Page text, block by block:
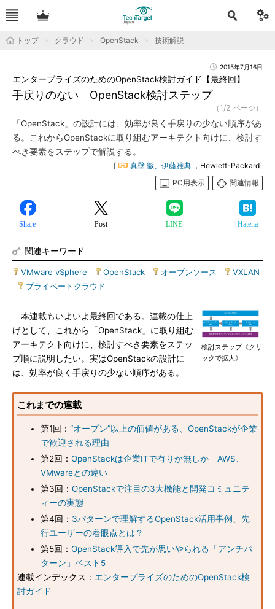
トップ クラウド OpenStack 技術解説
2015年7月16日
手戻りのない OpenStack検討ステップ
エンタープライズのためのOpenStack検討ガイド【最終回】
（1/2 ページ）
「OpenStack」の設計には、効率が良く手戻りの少ない順序があ
る。これからOpenStackに取り組むアーキテクト向けに、検討す
べき要素をステップで解説する。
[ 真壁 徹、伊藤雅典 ，Hewlett-Packard]
PC用表示
関連情報
Share Post LINE Hatena
関連キーワード
VMware vSphere OpenStack オープンソース
VXLAN
プライベートクラウド
検討ステップ《クリ
ックで拡大》
本連載もいよいよ最終回である。連載の仕上
げとして、これから「OpenStack」に取り組む
アーキテクト向けに、検討すべき要素をステッ
プ順に説明したい。実はOpenStackの設計に
は、効率が良く手戻りの少ない順序がある。
これまでの連載
第1回： “オープン”以上の価値がある、OpenStackが企業
で歓迎される理由
第2回： OpenStackは企業ITで有りか無しか AWS、
VMwareとの違い
第3回： OpenStackで注目の3大機能と開発コミュニテ
ィーの実態
第4回： 3パターンで理解するOpenStack活用事例、先
行ユーザーの着眼点とは？
第5回： OpenStack導入で先が思いやられる「アンチパ
ターン」ベスト5
連載インデックス： エンタープライズのためのOpenStack検
討ガイド